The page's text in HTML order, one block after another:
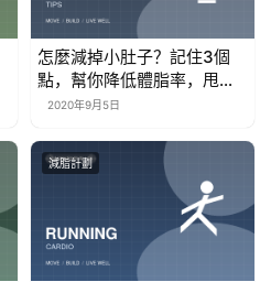
怎麼減掉小肚子？記住3個
點，幫你降低體脂率，甩掉
腰腹贅肉
2020年9月5日
減脂計劃